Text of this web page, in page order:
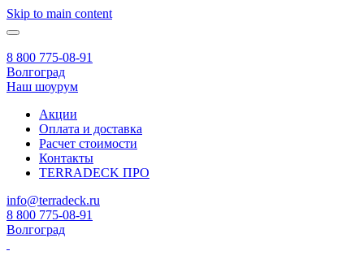
Skip to main content
8 800 775-08-91
Волгоград
Наш шоурум
Акции
Оплата и доставка
Расчет стоимости
Контакты
TERRADECK ПРО
info@terradeck.ru
8 800 775-08-91
Волгоград